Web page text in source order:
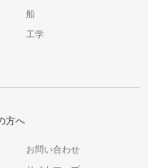
船
工学
方へ
お問い合わせ